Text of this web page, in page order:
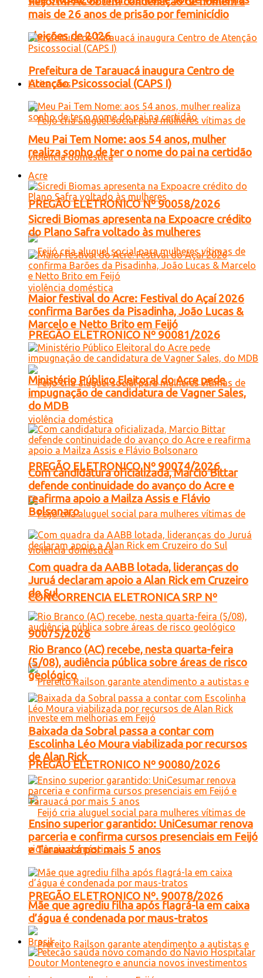
eleições de 2026
Licitações
PREGÃO ELETRONICO Nº 90058/2026
PREGÃO ELETRONICO Nº 90081/2026
PREGÃO ELETRONICO Nº 90074/2026
CONCORRENCIA ELETRONICA SRP Nº
90075/2026
PREGÃO ELETRONICO Nº 90080/2026
PREGÃO ELETRONICO Nº. 90078/2026
mais de 26 anos de prisão por feminicídio
Prefeitura de Tarauacá inaugura Centro de
Atenção Psicossocial (CAPS I)
Meu Pai Tem Nome: aos 54 anos, mulher
realiza sonho de ter o nome do pai na certidão
Acre
Sicredi Biomas apresenta na Expoacre crédito
do Plano Safra voltado às mulheres
Maior festival do Acre: Festival do Açaí 2026
confirma Barões da Pisadinha, João Lucas &
Marcelo e Netto Brito em Feijó
Ministério Público Eleitoral do Acre pede
impugnação de candidatura de Vagner Sales,
do MDB
Com candidatura oficializada, Marcio Bittar
defende continuidade do avanço do Acre e
reafirma apoio a Mailza Assis e Flávio
Bolsonaro
Com quadra da AABB lotada, lideranças do
Juruá declaram apoio a Alan Rick em Cruzeiro
do Sul
Rio Branco (AC) recebe, nesta quarta-feira
(5/08), audiência pública sobre áreas de risco
geológico
Baixada da Sobral passa a contar com
Escolinha Léo Moura viabilizada por recursos
de Alan Rick
Ensino superior garantido: UniCesumar renova
parceria e confirma cursos presenciais em Feijó
e Tarauacá por mais 5 anos
Mãe que agrediu filha após flagrá-la em caixa
d’água é condenada por maus-tratos
Brasil